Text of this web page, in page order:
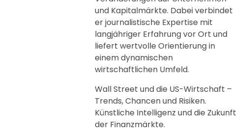
und Kapitalmärkte. Dabei verbindet
er journalistische Expertise mit
langjähriger Erfahrung vor Ort und
liefert wertvolle Orientierung in
einem dynamischen
wirtschaftlichen Umfeld.
Wall Street und die US-Wirtschaft –
Trends, Chancen und Risiken.
Künstliche Intelligenz und die Zukunft
der Finanzmärkte.